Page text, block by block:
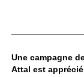
Une campagne
Attal est